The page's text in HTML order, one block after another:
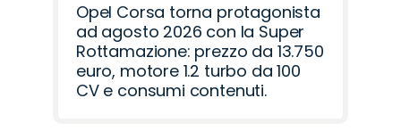
Opel Corsa torna protagonista
ad agosto 2026 con la Super
Rottamazione: prezzo da 13.750
euro, motore 1.2 turbo da 100
CV e consumi contenuti.